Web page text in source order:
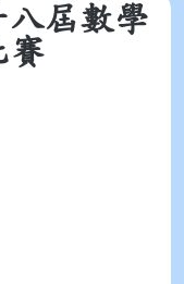
八屆數學
賽